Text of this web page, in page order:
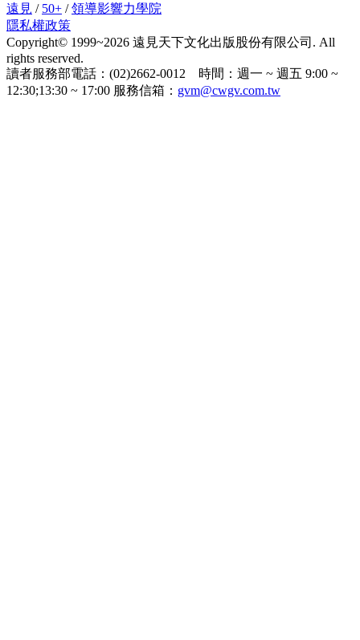
遠見 / 50+ /領導影響力學院
隱私權政策
Copyright© 1999~2026 遠見天下文化出版股份有限公司. All
rights reserved.
讀者服務部電話：(02)2662-0012 時間：週一 ~ 週五 9:00 ~
12:30;13:30 ~ 17:00 服務信箱： gvm@cwgv.com.tw